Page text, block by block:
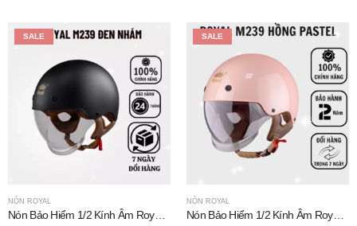
SALE
NÓN ROYAL
Nón Bảo Hiểm 1/2 Kính Âm Royal M239 Đen Nhám
SALE
NÓN ROYAL
Nón Bảo Hiểm 1/2 Kính Âm Royal M239 Hồng Pastel
Nón Bảo Hiểm Falcon F11 Đen Nâu Nhám Nón Bảo Hiểm Falcon F11 Đen Nâu Nhám